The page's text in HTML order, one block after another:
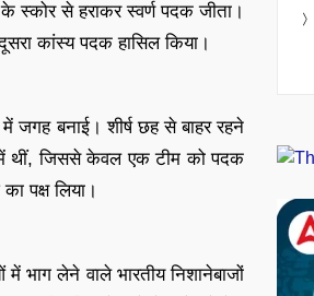
स्कोर से हराकर स्वर्ण पदक जीता।
कांस्य पदक हासिल किया।
जगह बनाई। शीर्ष छह से बाहर रहने
थीं, जिससे केवल एक टीम को पदक
पक्ष लिया।
भाग लेने वाले भारतीय निशानेबाजों